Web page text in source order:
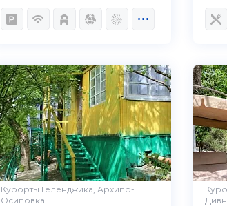
Курорты Геленджика, Архипо-
Осиповка